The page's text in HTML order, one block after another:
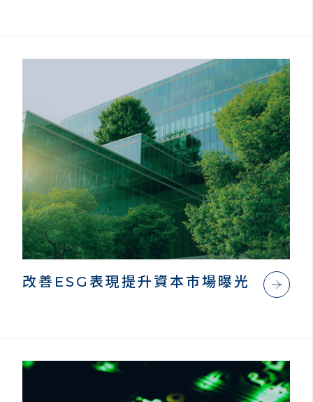
改善ESG表現提升資本市場曝光